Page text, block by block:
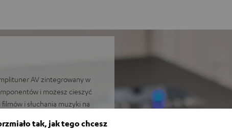
AV zintegrowany w
i możesz cieszyć
i słuchania muzyki na
tak, jak tego chcesz